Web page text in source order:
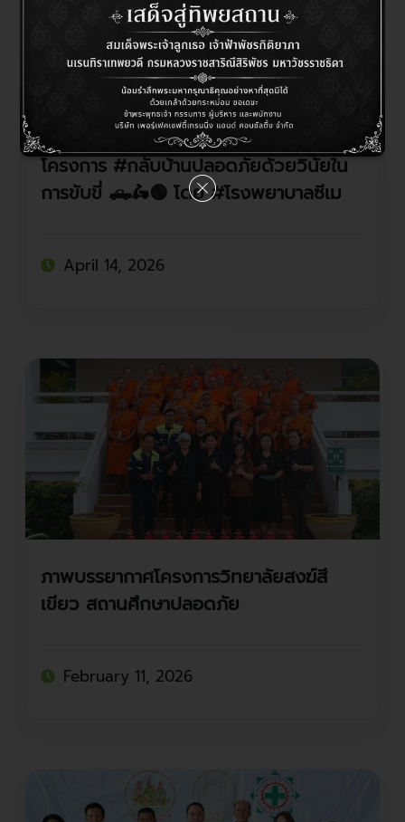
โครงการ #กลับบ้านปลอดภัยด้วยวินัยใน
การขับขี่ 🛻🛵🟢 โดย #โรงพยาบาลซีเม
April 14, 2026
ภาพบรรยากาศโครงการวิทยาลัยสงฆ์สี
เขียว สถานศึกษาปลอดภัย
February 11, 2026